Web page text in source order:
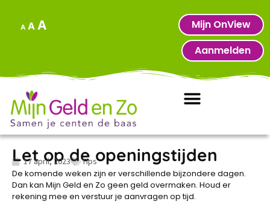
A A A
Mijn OnView
Aanmelden
Let op de openingstijden
17 april, 2023 Tips
De komende weken zijn er verschillende bijzondere dagen.
Dan kan Mijn Geld en Zo geen geld overmaken. Houd er
rekening mee en verstuur je aanvragen op tijd.